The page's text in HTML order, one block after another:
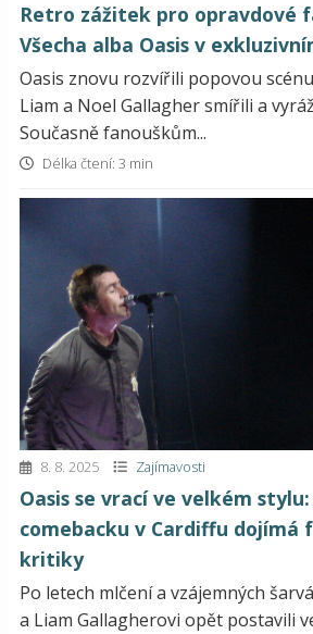
Retro zážitek pro opravdové
Všecha alba Oasis v
Oasis znovu rozvířili popovou
Liam a Noel Gallagher smířili a
Současně fanouškům...
Délka čtení: 3 min
8. 8. 2025 Zajímavosti
Oasis se vrací ve velkém stylu:
comebacku v Cardiffu dojímá
kritiky
Po letech mlčení a vzájemných
a Liam Gallagherovi opět postavili